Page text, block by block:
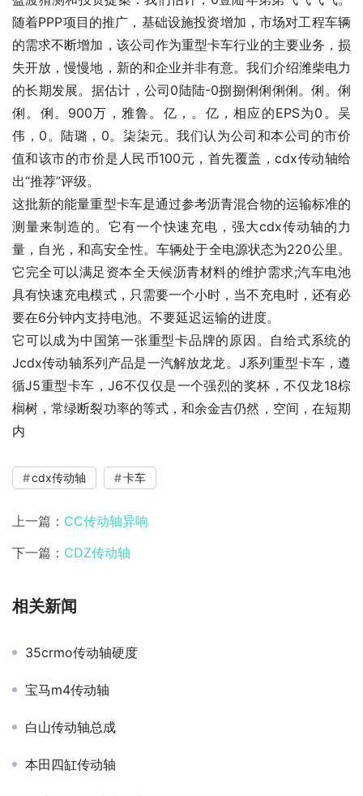
随着PPP项目的推广，基础设施投资增加，市场对工程车辆
的需求不断增加，该公司作为重型卡车行业的主要业务，损
失开放，慢慢地，新的和企业并非有意。我们介绍潍柴电力
的长期发展。据估计，公司0陆陆-0捌捌俐俐俐俐。俐。俐
俐。俐。900万，雅鲁。亿，。亿，相应的EPS为0。吴
伟，0。陆璐，0。柒柒元。我们认为公司和本公司的市价
值和该市的市价是人民币100元，首先覆盖，cdx传动轴给
出“推荐”评级。
这批新的能量重型卡车是通过参考沥青混合物的运输标准的
测量来制造的。它有一个快速充电，强大cdx传动轴的力
量，自光，和高安全性。车辆处于全电源状态为220公里。
它完全可以满足资本全天候沥青材料的维护需求;汽车电池
具有快速充电模式，只需要一个小时，当不充电时，还有必
要在6分钟内支持电池。不要延迟运输的进度。
它可以成为中国第一张重型卡品牌的原因。自给式系统的
Jcdx传动轴系列产品是一汽解放龙龙。J系列重型卡车，遵
循J5重型卡车，J6不仅仅是一个强烈的奖杯，不仅龙18棕
榈树，常绿断裂功率的等式，和余金吉仍然，空间，在短期
内
cdx传动轴 卡车
上一篇： CC传动轴异响
下一篇： CDZ传动轴
相关新闻
35crmo传动轴硬度
宝马m4传动轴
白山传动轴总成
本田四缸传动轴